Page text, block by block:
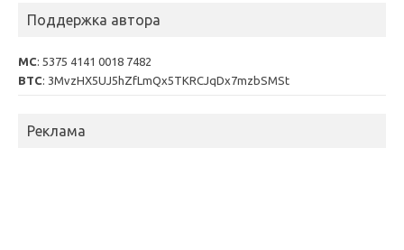
Поддержка автора
MC: 5375 4141 0018 7482
BTC: 3MvzHX5UJ5hZfLmQx5TKRCJqDx7mzbSMSt
Реклама